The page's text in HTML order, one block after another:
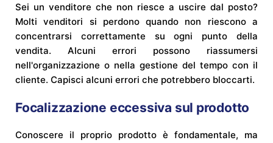
Sei un venditore che non riesce a uscire dal posto?
Molti venditori si perdono quando non riescono a
concentrarsi correttamente su ogni punto della
vendita. Alcuni errori possono riassumersi
nell'organizzazione o nella gestione del tempo con il
cliente. Capisci alcuni errori che potrebbero bloccarti.
Focalizzazione eccessiva sul prodotto
Conoscere il proprio prodotto è fondamentale, ma